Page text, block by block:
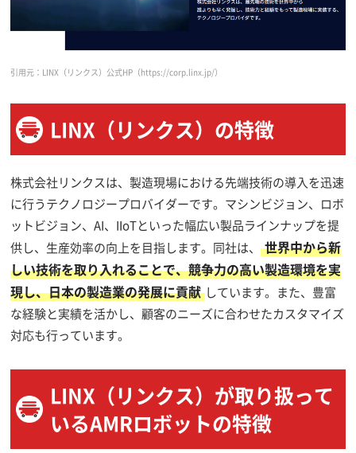
引用元：LINX（リンクス）公式HP （https://corp.linx.jp/）
LINX（リンクス）の特徴
株式会社リンクスは、製造現場における先端技術の導入を迅速
に行うテクノロジープロバイダーです。マシンビジョン、ロボ
ットビジョン、AI、IIoTといった幅広い製品ラインナップを提
供し、生産効率の向上を目指します。同社は、 世界中から新
しい技術を取り入れることで、競争力の高い製造環境を実
現し、日本の製造業の発展に貢献 しています。また、豊富
な経験と実績を活かし、顧客のニーズに合わせたカスタマイズ
対応も行っています。
LINX（リンクス）が取り扱って
いるAMRロボットの特徴